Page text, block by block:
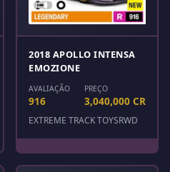
2018 APOLLO INTENSA
EMOZIONE
AVALIAÇÃO
916
PREÇO
3,040,000 CR
EXTREME TRACK TOYSRWD